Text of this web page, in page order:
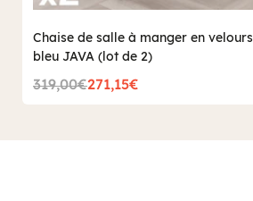
Chaise de salle à manger en velours
bleu JAVA (lot de 2)
319,00€271,15€